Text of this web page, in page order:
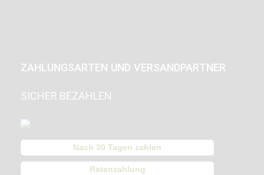
ZAHLUNGSARTEN UND VERSANDPARTNER
SICHER BEZAHLEN
Nach 30 Tagen zahlen
Ratenzahlung